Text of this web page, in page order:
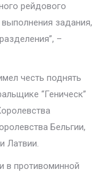
рейдового
задания,
–
честь поднять
“Геническ”
Бельгии,
Латвии.
в противоминной